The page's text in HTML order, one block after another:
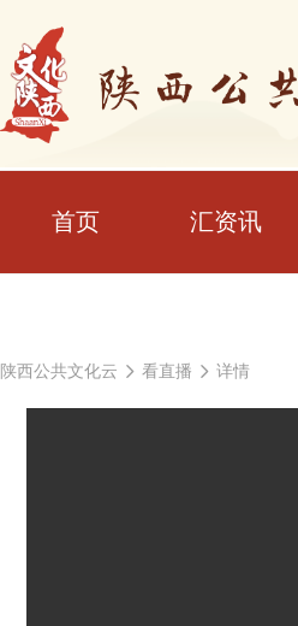
首页 汇资讯
陕西公共文化云 看直播 详情